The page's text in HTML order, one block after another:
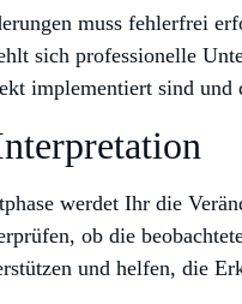
muss fehlerfrei
sich professionelle
implementiert sind und
werdet Ihr die
ob die
und helfen, die